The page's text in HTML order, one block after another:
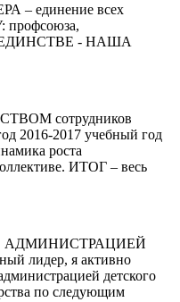
единение всех
профсоюза,
В ЕДИНСТВЕ - НАША
сотрудников
2016-2017 учебный год
роста
ИТОГ – весь
АДМИНИСТРАЦИЕЙ
лидер, я активно
детского
по следующим